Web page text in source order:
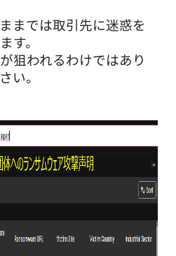
までは取引先に迷惑を
す。
狙われるわけではあり
い。